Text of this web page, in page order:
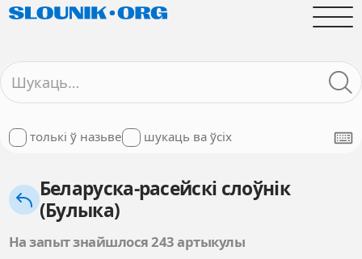
толькі ў назьве шукаць ва ўсіх
Беларуска-расейскі слоўнік
(Булыка)
На запыт знайшлося 243 артыкулы